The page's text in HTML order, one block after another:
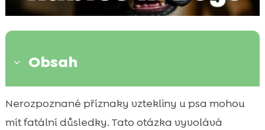
3 Obsah
 Co je vzteklina u psa?
 Příčiny vztekliny u psa
Nerozpoznané příznaky vztekliny u psa mohou
mít fatální důsledky. Tato otázka vyvolává